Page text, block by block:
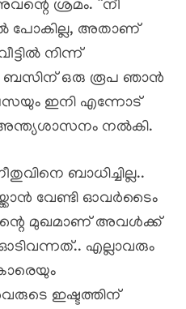
ശ്രമം. “നീ
പോകില്ല, അതാണ്
നിന്ന്
ബസിന് ഒരു രൂപ ഞാൻ
ഇനി എന്നോട്
നൽകി.
ബാധിച്ചില്ല..
വേണ്ടി ഓവർടൈം
മുഖമാണ് അവൾക്ക്
എല്ലാവരും
ഇഷ്ടത്തിന്